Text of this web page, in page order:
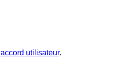
accord utilisateur.